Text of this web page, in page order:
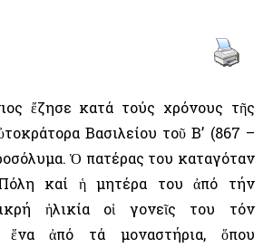
ἔζησε κατά τούς χρόνους τῆς
Βασιλείου τοῦ Β’ (867 –
Ὁ πατέρας του καταγόταν
καί ἡ μητέρα του ἀπό τήν
ἡλικία οἱ γονεῖς του τόν
ἕνα ἀπό τά μοναστήρια, ὅπου